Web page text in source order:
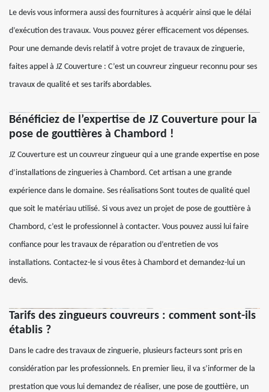
Le devis vous informera aussi des fournitures à acquérir ainsi que le délai
d’exécution des travaux. Vous pouvez gérer efficacement vos dépenses.
Pour une demande devis relatif à votre projet de travaux de zinguerie,
faites appel à JZ Couverture : C’est un couvreur zingueur reconnu pour ses
travaux de qualité et ses tarifs abordables.
Bénéficiez de l’expertise de JZ Couverture pour la
pose de gouttières à Chambord !
JZ Couverture est un couvreur zingueur qui a une grande expertise en pose
d’installations de zingueries à Chambord. Cet artisan a une grande
expérience dans le domaine. Ses réalisations Sont toutes de qualité quel
que soit le matériau utilisé. Si vous avez un projet de pose de gouttière à
Chambord, c’est le professionnel à contacter. Vous pouvez aussi lui faire
confiance pour les travaux de réparation ou d’entretien de vos
installations. Contactez-le si vous êtes à Chambord et demandez-lui un
devis.
Tarifs des zingueurs couvreurs : comment sont-ils
établis ?
Dans le cadre des travaux de zinguerie, plusieurs facteurs sont pris en
considération par les professionnels. En premier lieu, il va s’informer de la
prestation que vous lui demandez de réaliser, une pose de gouttière, un